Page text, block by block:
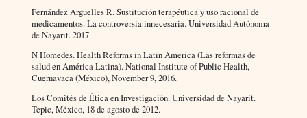
Fernández Argüelles R. Sustitución terapéutica y uso racional de
medicamentos. La controversia innecesaria. Universidad Autónoma
de Nayarit. 2017.
N Homedes. Health Reforms in Latin America (Las reformas de
salud en América Latina). National Institute of Public Health,
Cuernavaca (México), November 9, 2016.
Los Comités de Ética en Investigación. Universidad de Nayarit.
Tepic, México, 18 de agosto de 2012.